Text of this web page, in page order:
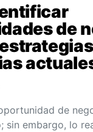
de
de
sin embargo, lo